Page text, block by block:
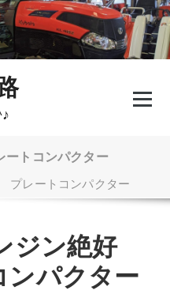
トコンパクター
プレートコンパクター
ジン絶好
パクター